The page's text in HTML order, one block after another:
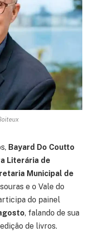
Bayard Do Coutto
Literária de
Municipal de
e o Vale do
do painel
, falando de sua
de livros.